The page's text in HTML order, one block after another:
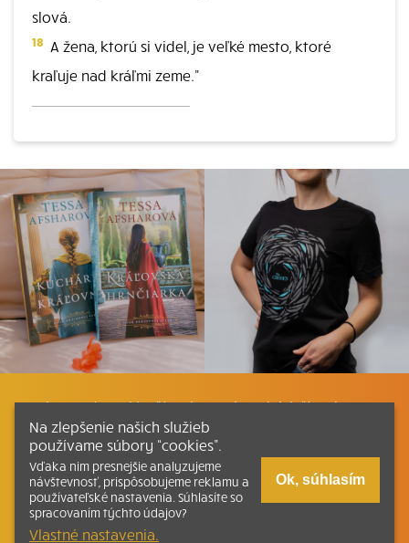
slová.
18 A žena, ktorú si videl, je veľké mesto, ktoré
kraľuje nad kráľmi zeme."
Listovať Plán čítania Liturgické čítania
Kontakt Ako čítať bibliu Katechizmus
Tlačená verzia Písma
© 2026 svatepismo.sk |
Na zlepšenie našich služieb
používame súbory “cookies”.
Vďaka nim presnejšie analyzujeme
návštevnosť, prispôsobujeme reklamu a
používateľské nastavenia. Súhlasíte so
spracovaním týchto údajov?
Vlastné nastavenia.
Ok, súhlasím